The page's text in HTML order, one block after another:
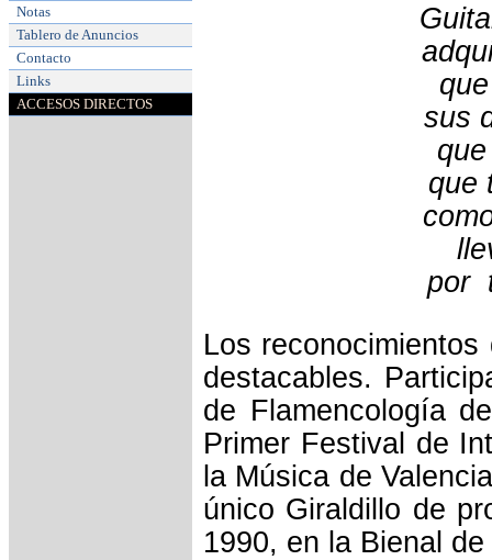
Notas
Tablero de Anuncios
Contacto
Links
ACCESOS DIRECTOS
sus
que
por
Los
destacables.
de Flamencología
Primer Festival de
la Música de
único Giraldillo de
1990, en la Bienal